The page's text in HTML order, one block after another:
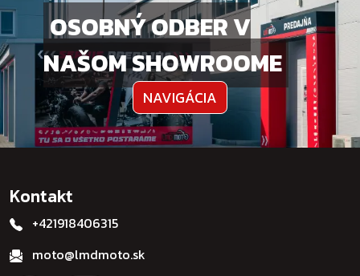
OSOBNÝ ODBER V
NAŠOM SHOWROOME
NAVIGÁCIA
Kontakt
+421918406315
moto@lmdmoto.sk